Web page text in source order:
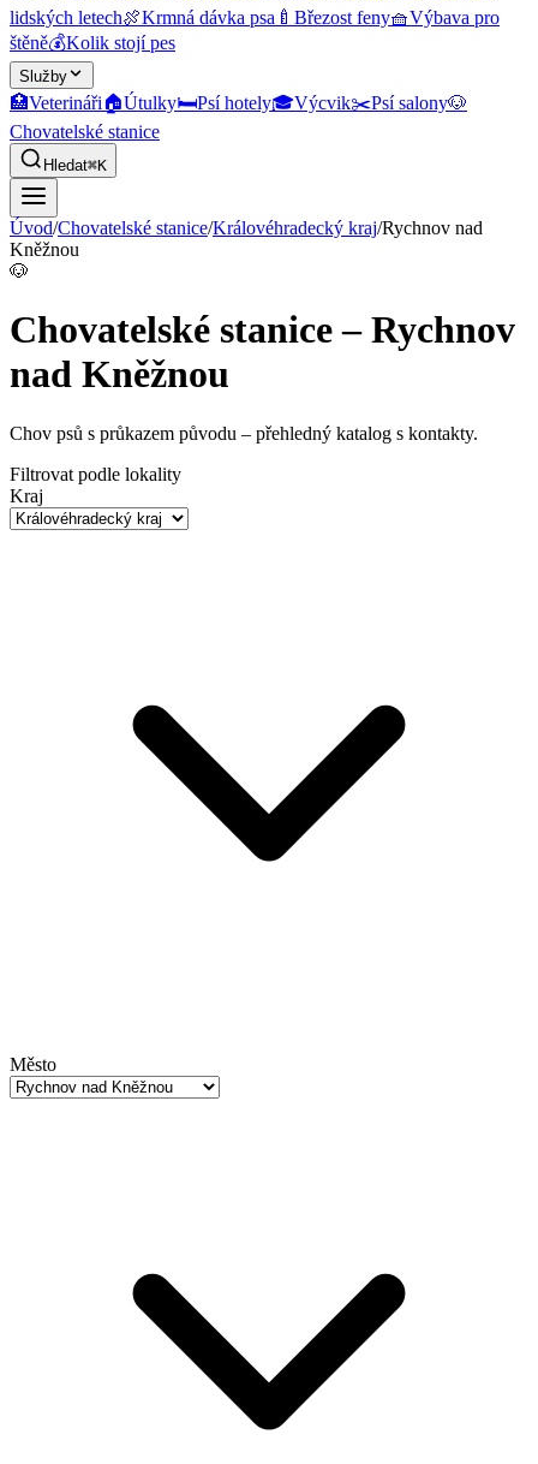
lidských letech🍖Krmná dávka psa 🍼 Březost feny🧺Výbava pro
štěně💰Kolik stojí pes
Služby
🏥Veterináři🏠Útulky🛏️Psí hotely🎓Výcvik✂️Psí salony🐶
Chovatelské stanice
Hledat⌘K
Úvod/Chovatelské stanice/Královéhradecký kraj/Rychnov nad
Kněžnou
🐶
Chovatelské stanice – Rychnov
nad Kněžnou
Chov psů s průkazem původu – přehledný katalog s kontakty.
Filtrovat podle lokality
Kraj
Město